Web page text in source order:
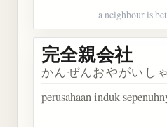
a neighbour is
完全親会社
かんぜんおやがいしゃ
perusahaan induk